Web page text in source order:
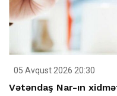
05 Avqust 2026 20:30
Vətəndaş Nar-ın